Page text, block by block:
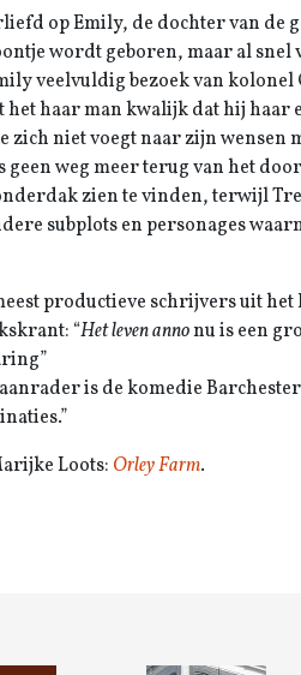
op Emily, de dochter van de
wordt geboren, maar al snel
veelvuldig bezoek van
haar man kwalijk dat hij haar
niet voegt naar zijn wensen
geen weg meer terug van het
zien te vinden, terwijl
subplots en personages
productieve schrijvers uit het
“Het leven annonu is een
is de komedie
Loots: Orley Farm.